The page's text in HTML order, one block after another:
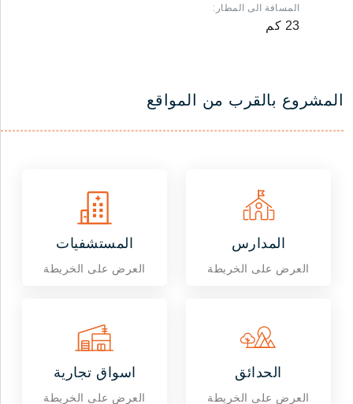
المسافة الى المطار:
23 كم
المشروع بالقرب من المواقع
المستشفيات
العرض على الخريطة
المدارس
العرض على الخريطة
اسواق تجارية
العرض على الخريطة
الحدائق
العرض على الخريطة